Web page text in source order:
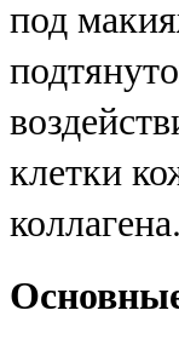
под
клетки
коллагена.